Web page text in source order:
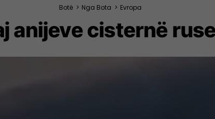
Botë > Nga Bota > Evropa
anijeve cisternë